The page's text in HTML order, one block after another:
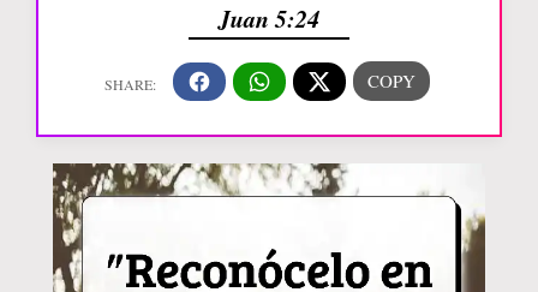
Juan 5:24